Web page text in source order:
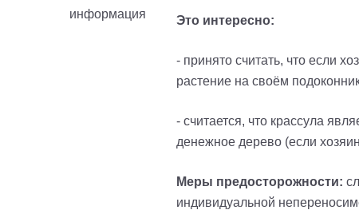
Это интересно:
- принято считать, что если
растение на своём
- считается, что крассула
денежное дерево (если
Меры предосторожности:
индивидуальной